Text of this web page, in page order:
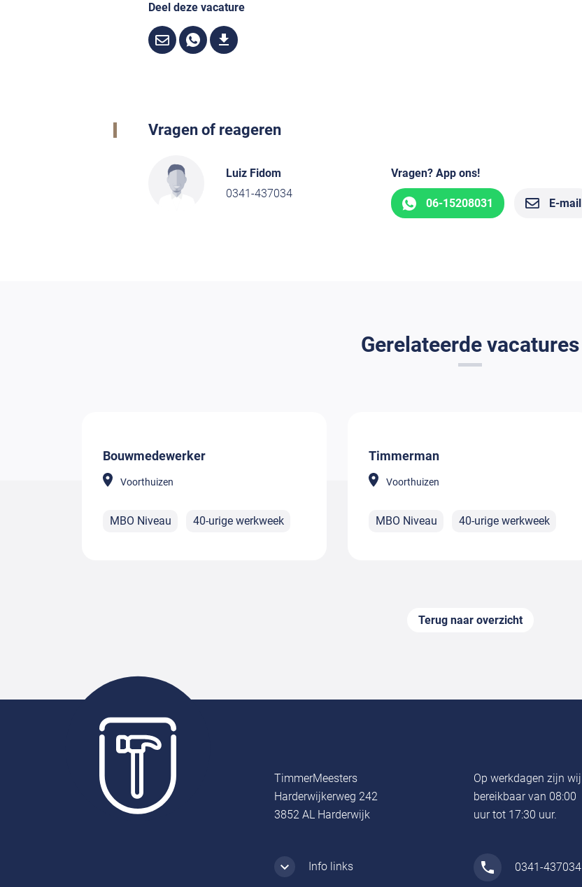
Deel deze vacature
Vragen of reageren
Luiz Fidom
0341-437034
Vragen? App ons!
06-15208031 E-mail
Gerelateerde vacatures
Bouwmedewerker
Voorthuizen
MBO Niveau 40-urige werkweek
Timmerman
Voorthuizen
MBO Niveau 40-urige werkweek
Terug naar overzicht
TimmerMeesters
Harderwijkerweg 242
3852 AL Harderwijk
Op werkdagen zijn wij
bereikbaar van 08:00
uur tot 17:30 uur.
Info links 0341-437034